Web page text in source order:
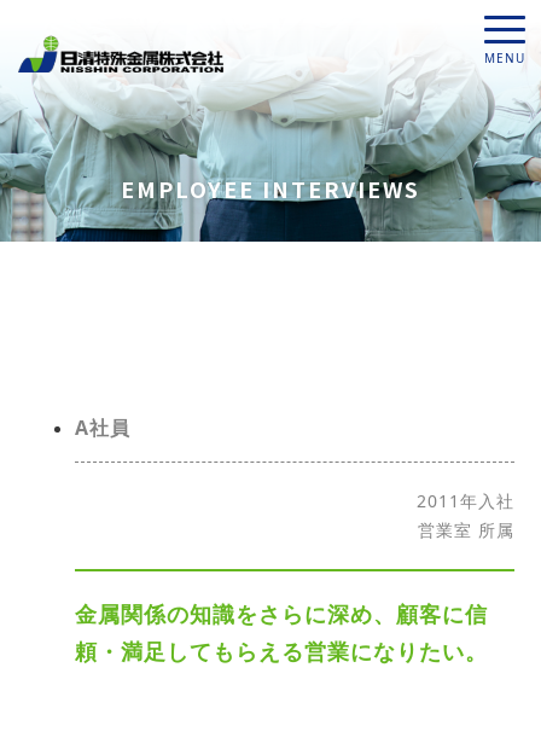
EMPLOYEE INTERVIEWS
A社員
2011年入社
営業室 所属
金属関係の知識をさらに深め、顧客に信
頼・満足してもらえる営業になりたい。